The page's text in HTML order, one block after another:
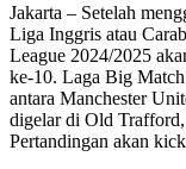
Jakarta – Setelah
Liga Inggris atau
League 2024/2025
ke-10. Laga Big
antara Manchester
digelar di Old
Pertandingan akan